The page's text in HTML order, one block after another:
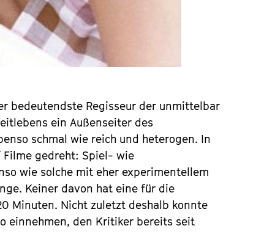
bedeutendste Regisseur der unmittelbar
ein Außenseiter des
schmal wie reich und heterogen. In
Filme gedreht: Spiel- wie
wie solche mit eher experimentellem
Keiner davon hat eine für die
Minuten. Nicht zuletzt deshalb konnte
einnehmen, den Kritiker bereits seit